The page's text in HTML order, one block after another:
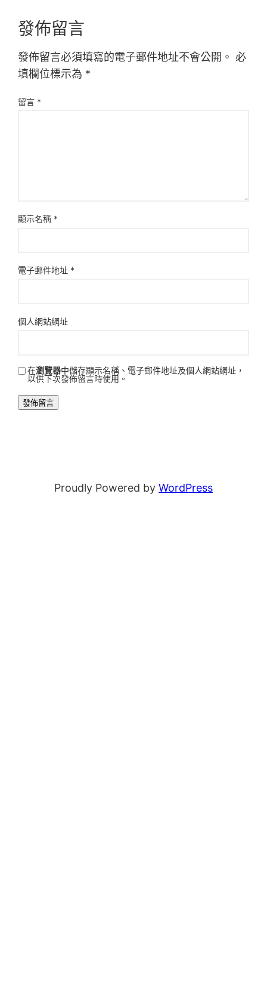
發佈留言
發佈留言必須填寫的電子郵件地址不會公開。 必
填欄位標示為 *
留言 *
顯示名稱 *
電子郵件地址 *
個人網站網址
在瀏覽器中儲存顯示名稱、電子郵件地址及個人網站網址，
以供下次發佈留言時使用。
Proudly Powered by WordPress